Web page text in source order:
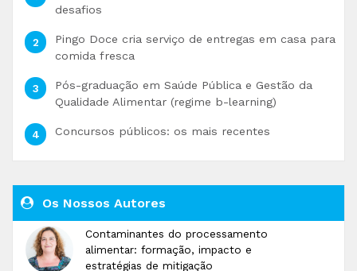
desafios
Pingo Doce cria serviço de entregas em casa para
comida fresca
Pós-graduação em Saúde Pública e Gestão da
Qualidade Alimentar (regime b-learning)
Concursos públicos: os mais recentes
Os Nossos Autores
Contaminantes do processamento
alimentar: formação, impacto e
estratégias de mitigação